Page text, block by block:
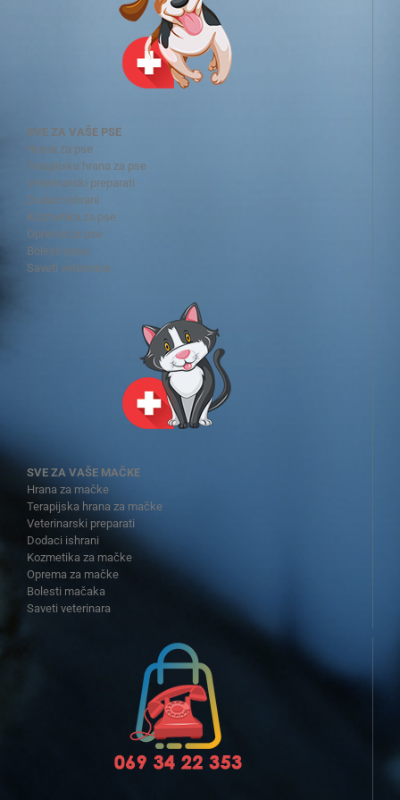
SVE ZA VAŠE PSE
Hrana za pse
Terapijska hrana za pse
Veterinarski preparati
Dodaci ishrani
Kozmetika za pse
Oprema za pse
Bolesti pasa
Saveti veterinara
SVE ZA VAŠE MAČKE
Hrana za mačke
Terapijska hrana za mačke
Veterinarski preparati
Dodaci ishrani
Kozmetika za mačke
Oprema za mačke
Bolesti mačaka
Saveti veterinara